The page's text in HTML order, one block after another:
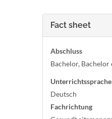
Fact sheet
Abschluss
Bachelor, Bachelor
Unterrichtssprache
Deutsch
Fachrichtung